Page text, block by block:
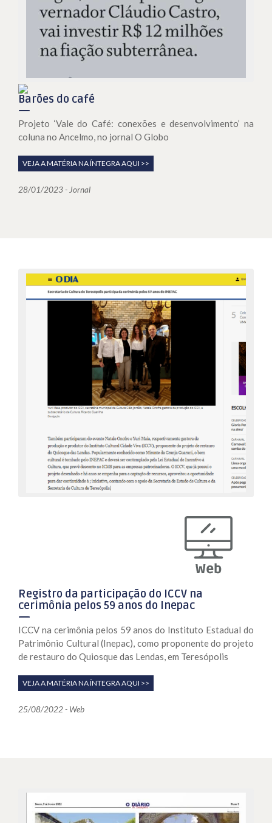
Barões do café
Projeto ‘Vale do Café: conexões e desenvolvimento’ na
coluna no Ancelmo, no jornal O Globo
VEJA A MATÉRIA NA ÍNTEGRA AQUI >>
28/01/2023 - Jornal
Registro da participação do ICCV na
cerimônia pelos 59 anos do Inepac
ICCV na cerimônia pelos 59 anos do Instituto Estadual do
Patrimônio Cultural (Inepac), como proponente do projeto
de restauro do Quiosque das Lendas, em Teresópolis
VEJA A MATÉRIA NA ÍNTEGRA AQUI >>
25/08/2022 - Web